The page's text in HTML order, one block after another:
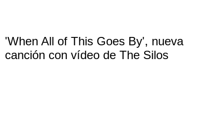
'When All of This Goes By', nueva
canción con vídeo de The Silos